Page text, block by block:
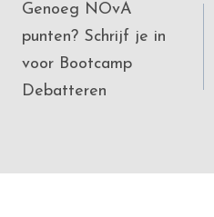
navigation
Genoeg NOvA
punten? Schrijf je in
voor Bootcamp
Debatteren